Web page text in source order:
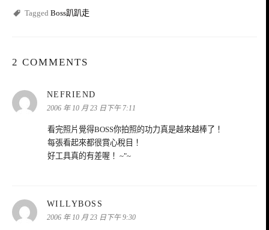
Tagged Boss趴趴走
2 COMMENTS
NEFRIEND
示:
2006 年 10 月 23 日下午 7:11
看完照片覺得BOSS你拍照的功力真是越來越棒了！
每張看起來都很賞心稅目！
好工具真的有差喔！ ~"~
WILLYBOSS
示:
2006 年 10 月 23 日下午 9:30